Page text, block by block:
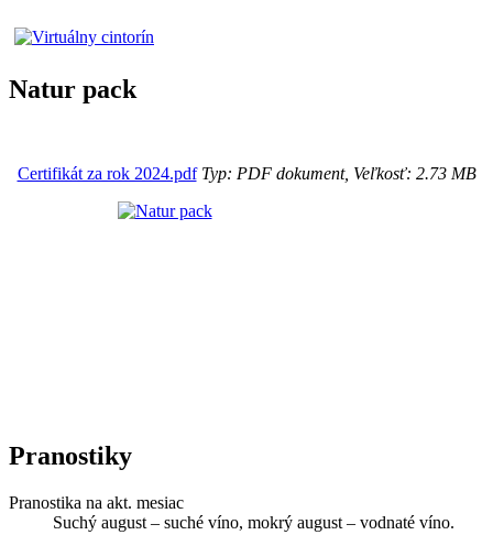
Natur pack
Certifikát za rok 2024.pdfTyp: PDF dokument, Veľkosť: 2.73 MB
Pranostiky
Pranostika na akt. mesiac
Suchý august – suché víno, mokrý august – vodnaté víno.